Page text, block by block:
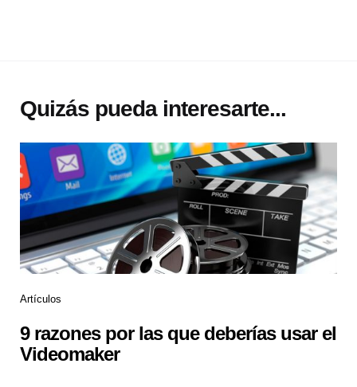
Quizás pueda interesarte...
Artículos
9 razones por las que deberías usar el
Videomaker